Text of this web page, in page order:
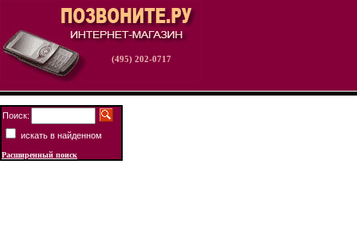
(495) 202-0717
Поиск:
искать в найденном
Расширенный поиск